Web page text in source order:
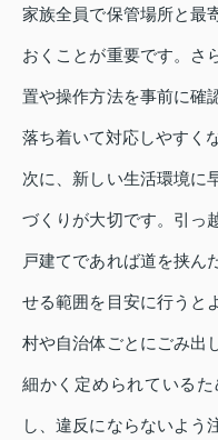
家族全員で保管場所と最
おくことが重要です。さ
置や操作方法を事前に確
落ち着いて対応しやすく
次に、新しい生活環境に
づくりが大切です。引っ
戸建てであれば道を挟ん
せる範囲を目安に行うと
村や自治体ごとにごみ出
細かく定められている
し、違反にならないよう